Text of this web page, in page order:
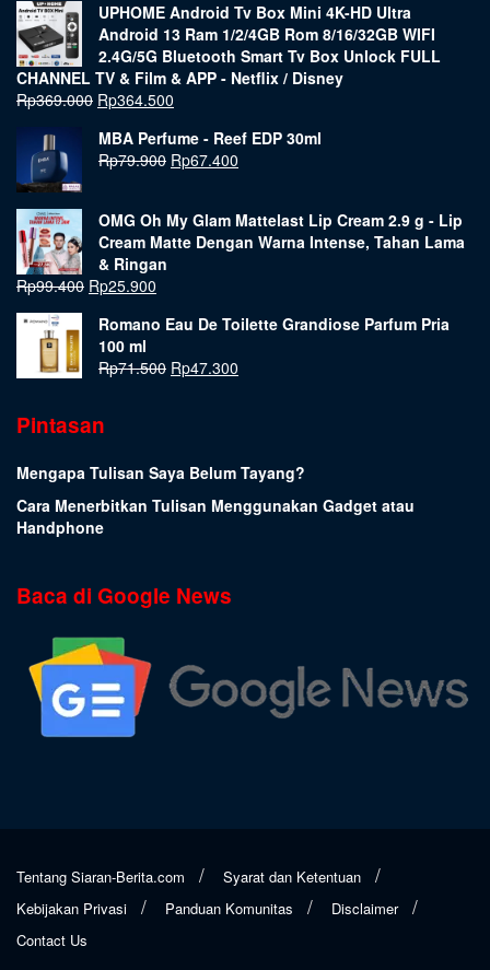
UPHOME Android Tv Box Mini 4K-HD Ultra
Android 13 Ram 1/2/4GB Rom 8/16/32GB WIFI
2.4G/5G Bluetooth Smart Tv Box Unlock FULL
CHANNEL TV & Film & APP - Netflix / Disney
Rp369.000 Rp364.500
MBA Perfume - Reef EDP 30ml
Rp79.900 Rp67.400
OMG Oh My Glam Mattelast Lip Cream 2.9 g - Lip
Cream Matte Dengan Warna Intense, Tahan Lama
& Ringan
Rp99.400 Rp25.900
Romano Eau De Toilette Grandiose Parfum Pria
100 ml
Rp71.500 Rp47.300
Pintasan
Mengapa Tulisan Saya Belum Tayang?
Cara Menerbitkan Tulisan Menggunakan Gadget atau
Handphone
Baca di Google News
Tentang Siaran-Berita.com
Syarat dan Ketentuan
Kebijakan Privasi
Panduan Komunitas
Disclaimer
Contact Us